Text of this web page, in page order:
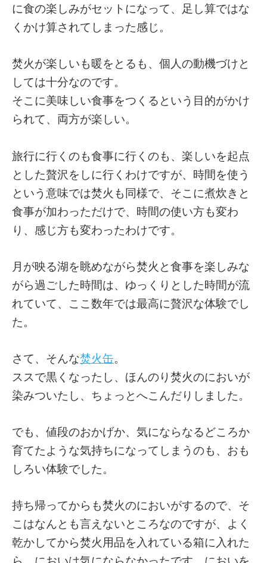
に食の楽しみがセットになって、足し算ではな
くかけ算されてしまった感じ。
焚火が楽しいも暖をとるも、個人の動機づけと
しては十分なのです。
そこに美味しい食事をつくるという目的がかけ
られて、両方が楽しい。
旅行に行くのも食事に行くのも、楽しいを起点
とした贅沢をしに行くわけですが、時間を使う
という意味では焚火も同様で、そこに煮炊きと
食事が加わっただけで、時間の使い方も変わ
り、感じ方も変わったわけです。
月が映る湖を眺めながら焚火と食事を楽しみな
がら過ごした時間は、ゆっくりとした時間が流
れていて、ここ数年では最高に贅沢な体験でし
た。
さて、そんな焚火缶。
ススで黒くなったし、ほんのり焚火のにおいが
染みついたし、ちょっとへこんだりしました。
でも、値段のおかげか、気にならなるどころか
育てたような気持ちになってしまうのも、おも
しろい体験でした。
持ち帰ってからも焚火のにおいがするので、そ
こはなんとも言えないところなのですが、よく
乾かしてから焚火用品を入れている箱に入れた